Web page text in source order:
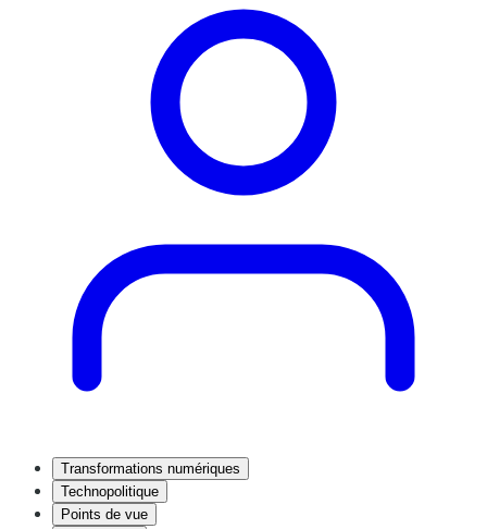
Transformations numériques
Technopolitique
Points de vue